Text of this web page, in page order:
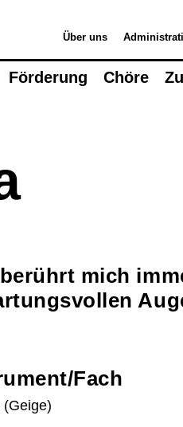
Über uns
Förderung Chöre
/ Schnuppern
mich
Fach
(Geige)